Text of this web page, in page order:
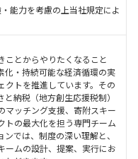
能力を考慮の上当社規定によ
ことからやりたくなること
化・持続可能な経済循環の実
クトを推進しています。その
納税（地方創生応援税制）
マッチング支援、寄附スキー
トの最大化を担う専門チーム
では、制度の深い理解と、
ームの設計、提案、実行にお